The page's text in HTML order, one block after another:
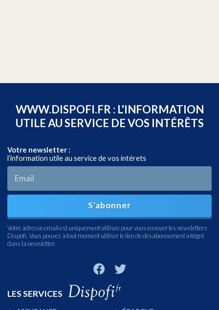
WWW.DISPOFI.FR : L'INFORMATION
UTILE AU SERVICE DE VOS INTÉRÊTS
Votre newsletter :
l’information utile au service de vos intérets
S'abonner
Votre adresse email est uniquement utilisée pour vous envoyer les newsletters
Dispofi. Vous pouvez à tout moment utiliser le lien de désabonnement intégré
dans la newsletter.
LES SERVICES